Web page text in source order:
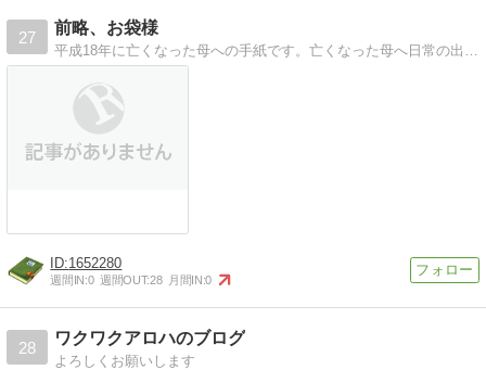
27
前略、お袋様
1652280
週間IN:0 週間OUT:28 月間IN:0
28
ワクワクアロハのブログ
よろしくお願いします